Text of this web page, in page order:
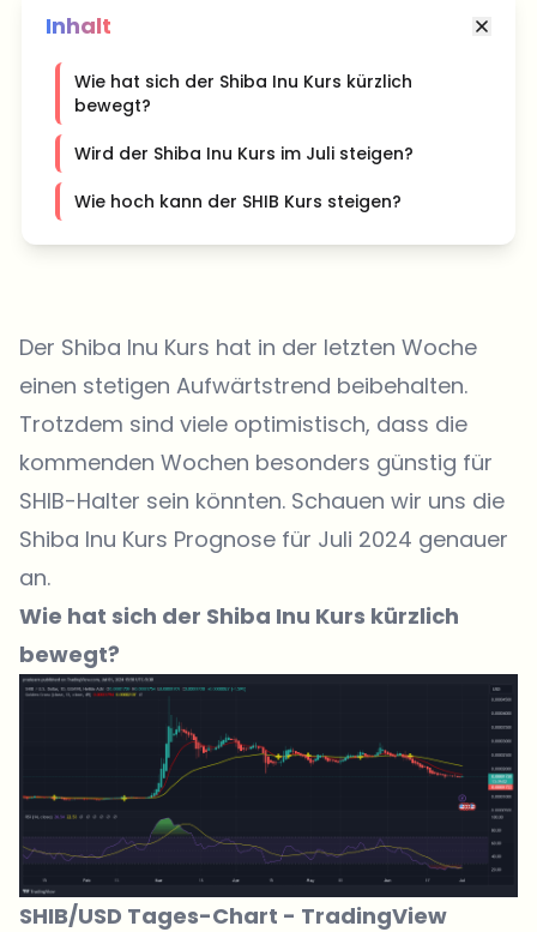
Inhalt
Wie hat sich der Shiba Inu Kurs kürzlich
bewegt?
Wird der Shiba Inu Kurs im Juli steigen?
Wie hoch kann der SHIB Kurs steigen?
Der Shiba Inu Kurs hat in der letzten Woche
einen stetigen Aufwärtstrend beibehalten.
Trotzdem sind viele optimistisch, dass die
kommenden Wochen besonders günstig für
SHIB-Halter sein könnten. Schauen wir uns die
Shiba Inu Kurs Prognose für Juli 2024 genauer
an.
Wie hat sich der Shiba Inu Kurs kürzlich
bewegt?
SHIB/USD Tages-Chart - TradingView